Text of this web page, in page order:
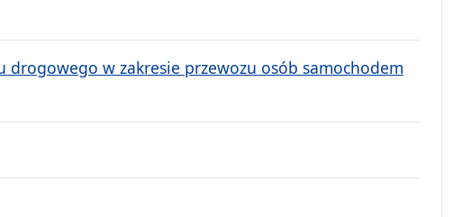
w zakresie przewozu osób samochodem